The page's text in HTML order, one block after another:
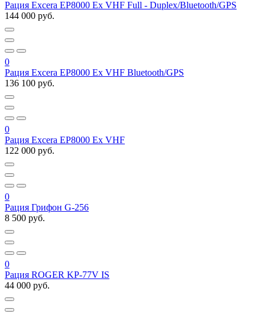
Рация Excera EP8000 Ex VHF Full - Duplex/Bluetooth/GPS
144 000 руб.
0
Рация Excera EP8000 Ex VHF Bluetooth/GPS
136 100 руб.
0
Рация Excera EP8000 Ex VHF
122 000 руб.
0
Рация Грифон G-256
8 500 руб.
0
Рация ROGER KP-77V IS
44 000 руб.